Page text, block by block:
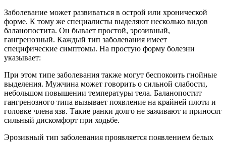
Заболевание может развиваться в острой или хронической
форме. К тому же специалисты выделяют несколько видов
баланопостита. Он бывает простой, эрозивный,
гангренозный. Каждый тип заболевания имеет
специфические симптомы. На простую форму болезни
указывает:
При этом типе заболевания также могут беспокоить гнойные
выделения. Мужчина может говорить о сильной слабости,
небольшом повышении температуры тела. Баланопостит
гангренозного типа вызывает появление на крайней плоти и
головке члена язв. Такие ранки долго не заживают и приносят
сильный дискомфорт при ходьбе.
Эрозивный тип заболевания проявляется появлением белых